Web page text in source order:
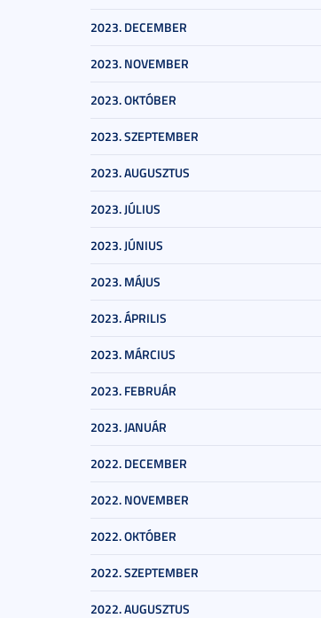
2023. DECEMBER
2023. NOVEMBER
2023. OKTÓBER
2023. SZEPTEMBER
2023. AUGUSZTUS
2023. JÚLIUS
2023. JÚNIUS
2023. MÁJUS
2023. ÁPRILIS
2023. MÁRCIUS
2023. FEBRUÁR
2023. JANUÁR
2022. DECEMBER
2022. NOVEMBER
2022. OKTÓBER
2022. SZEPTEMBER
2022. AUGUSZTUS